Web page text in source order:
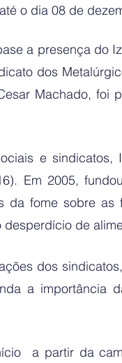
o dia 08 de
a presença do
dos
Machado, foi
e sindicatos,
Em 2005,
fome sobre as
de
dos
a importância
a partir da